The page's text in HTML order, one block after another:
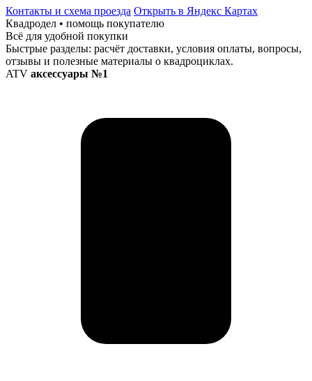
Контакты и схема проезда Открыть в Яндекс Картах
Квадродел • помощь покупателю
Всё для удобной покупки
Быстрые разделы: расчёт доставки, условия оплаты, вопросы,
отзывы и полезные материалы о квадроциклах.
ATV аксессуары №1